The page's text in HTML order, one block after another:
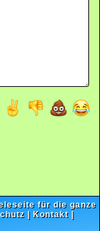
für die ganze
| Kontakt |